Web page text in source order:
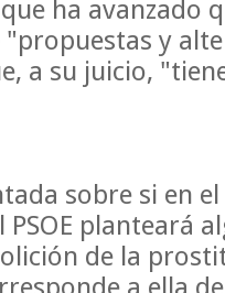
ha avanzado
"propuestas y
a su juicio,
sobre si en
PSOE planteará
de la